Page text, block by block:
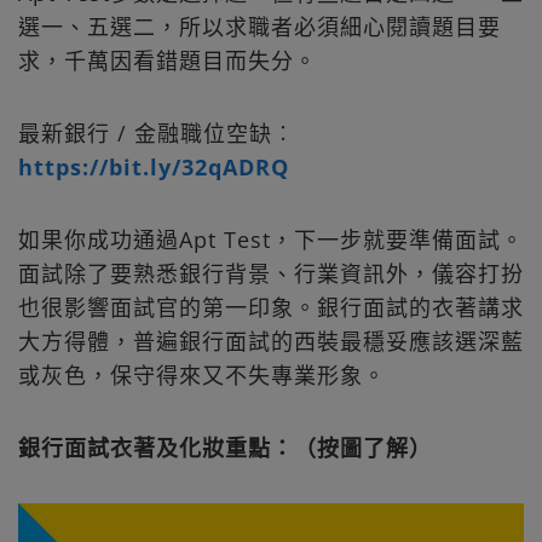
選一、五選二，所以求職者必須細心閱讀題目要
求，千萬因看錯題目而失分。
最新銀行 / 金融職位空缺︰
https://bit.ly/32qADRQ
如果你成功通過Apt Test，下一步就要準備面試。
面試除了要熟悉銀行背景、行業資訊外，儀容打扮
也很影響面試官的第一印象。銀行面試的衣著講求
大方得體，普遍銀行面試的西裝最穩妥應該選深藍
或灰色，保守得來又不失專業形象。
銀行面試衣著及化妝重點：（按圖了解）